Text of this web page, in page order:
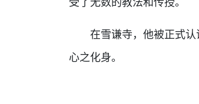
在雪谦寺，他被正式认
心之化身。